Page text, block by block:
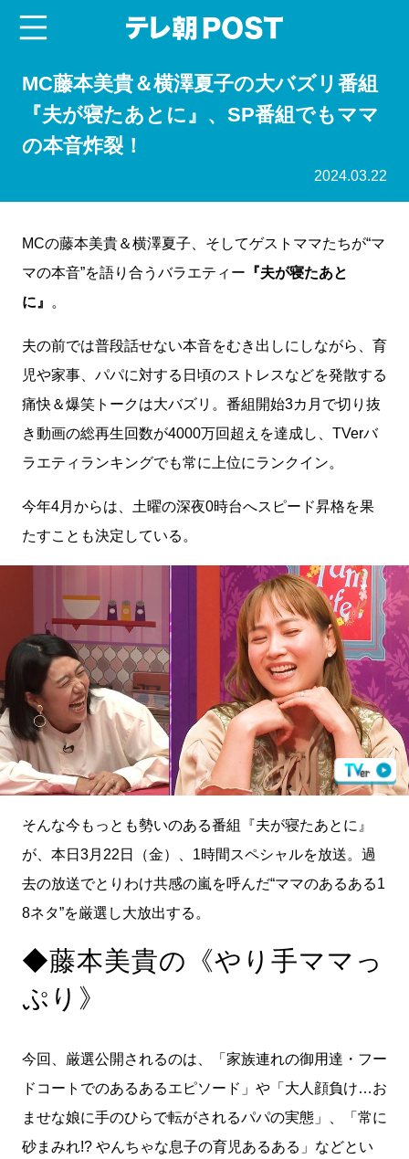
MC藤本美貴＆横澤夏子の大バズリ番組
『夫が寝たあとに』、SP番組でもママ
の本音炸裂！
2024.03.22
MCの藤本美貴＆横澤夏子、そしてゲストママたちが“マ
マの本音”を語り合うバラエティー 『夫が寝たあと
に』
。
夫の前では普段話せない本音をむき出しにしながら、育
児や家事、パパに対する日頃のストレスなどを発散する
痛快＆爆笑トークは大バズリ。番組開始3カ月で切り抜
き動画の総再生回数が4000万回超えを達成し、TVerバ
ラエティランキングでも常に上位にランクイン。
今年4月からは、土曜の深夜0時台へスピード昇格を果
たすことも決定している。
そんな今もっとも勢いのある番組『夫が寝たあとに』
が、本日3月22日（金）、1時間スペシャルを放送。過
去の放送でとりわけ共感の嵐を呼んだ“ママのあるある1
8ネタ”を厳選し大放出する。
◆藤本美貴の《やり手ママっ
ぷり》
今回、厳選公開されるのは、「家族連れの御用達・フー
ドコートでのあるあるエピソード」や「大人顔負け…お
ませな娘に手のひらで転がされるパパの実態」、「常に
砂まみれ!? やんちゃな息子の育児あるある」などとい